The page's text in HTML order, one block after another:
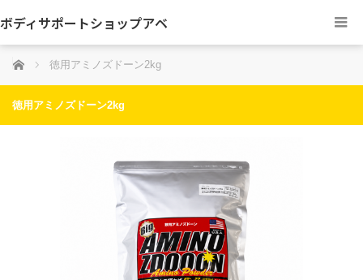
ボディサポートショップアベ
ホーム 徳用アミノズドーン2kg
徳用アミノズドーン2kg